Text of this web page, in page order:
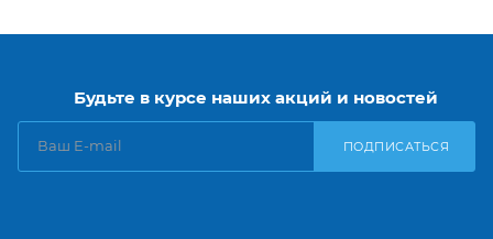
Будьте в курсе наших акций и новостей
ПОДПИСАТЬСЯ